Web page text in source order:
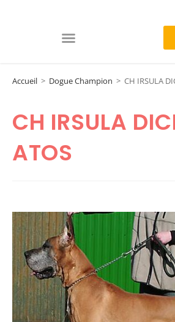
Accueil > Dogue Champion > CH IRSULA
CH IRSULA
ATOS